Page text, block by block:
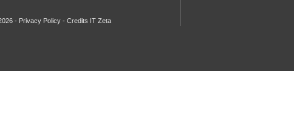
- Privacy Policy - Credits IT Zeta